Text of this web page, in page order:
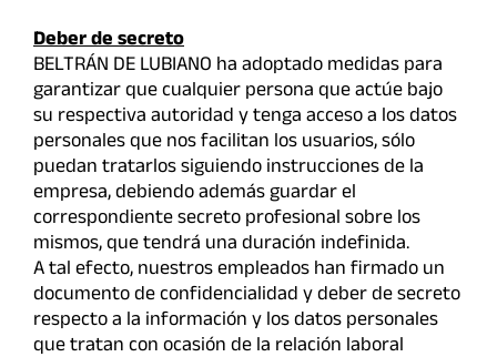
Deber de secreto
BELTRÁN DE LUBIANO ha adoptado medidas para
garantizar que cualquier persona que actúe bajo
su respectiva autoridad y tenga acceso a los datos
personales que nos facilitan los usuarios, sólo
puedan tratarlos siguiendo instrucciones de la
empresa, debiendo además guardar el
correspondiente secreto profesional sobre los
mismos, que tendrá una duración indefinida.
A tal efecto, nuestros empleados han firmado un
documento de confidencialidad y deber de secreto
respecto a la información y los datos personales
que tratan con ocasión de la relación laboral